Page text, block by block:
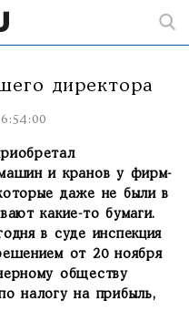
директора
и кранов у фирм-
даже не были в
какие-то бумаги.
в суде инспекция
от 20 ноября
обществу
налогу на прибыль,